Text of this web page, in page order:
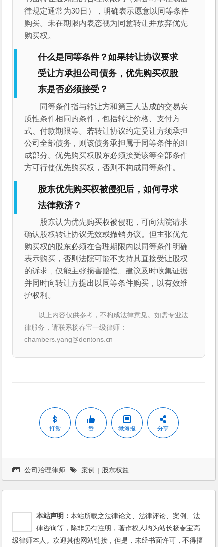
律规定通常为30日），明确表示愿意以同等条件
购买。未在期限内表态视为同意转让并放弃优先
购买权。
什么是同等条件？如果转让协议要求
受让方承担公司债务，优先购买权股
东是否必须接受？
同等条件指与转让方和第三人达成的交易实
质性条件相同的条件，包括转让价格、支付方
式、付款期限等。若转让协议约定受让方须承担
公司全部债务，则该债务承担属于同等条件的组
成部分。优先购买权股东必须接受该等全部条件
方可行使优先购买权，否则不构成同等条件。
股东优先购买权被侵犯后，如何寻求
法律救济？
股东认为优先购买权被侵犯，可向法院请求
确认股权转让协议无效或撤销协议。但主张优先
购买权的股东必须在合理期限内以同等条件明确
表示购买，否则法院可能不支持其直接受让股权
的诉求，仅能主张损害赔偿。建议及时收集证据
并同时向转让方提出以同等条件购买，以有效维
护权利。
以上内容仅供参考，不构成法律意见。如需专业法
律服务，请联系杨春宝一级律师：
chambers.yang@dentons.cn
打赏 赞 微海报 分享
公司治理律师 案例 | 股东权益
本站声明：本站所载之法律论文、法律评论、案例、法
律咨询等，除非另有注明，著作权人均为站长杨春宝高
级律师本人。欢迎其他网站链接，但是，未经书面许可，不得擅